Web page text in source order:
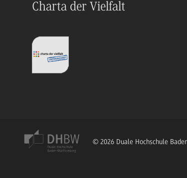
Charta der Vielfalt
© 2026 Duale Hochschule